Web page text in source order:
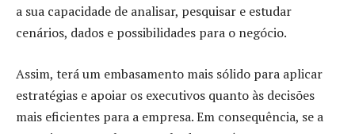
a sua capacidade de analisar, pesquisar e estudar
cenários, dados e possibilidades para o negócio.
Assim, terá um embasamento mais sólido para aplicar
estratégias e apoiar os executivos quanto às decisões
mais eficientes para a empresa. Em consequência, se a